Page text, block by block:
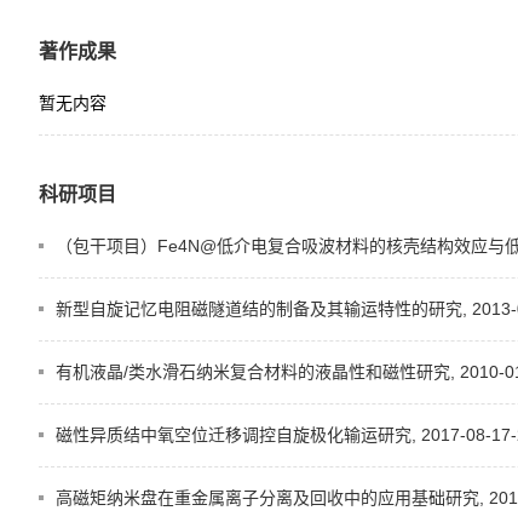
著作成果
暂无内容
科研项目
（包干项目）Fe4N@低介电复合吸波材料的核壳结构效应
新型自旋记忆电阻磁隧道结的制备及其输运特性的研究,
有机液晶/类水滑石纳米复合材料的液晶性和磁性研究, 2010-
磁性异质结中氧空位迁移调控自旋极化输运研究, 2017-08-
高磁矩纳米盘在重金属离子分离及回收中的应用基础研究,